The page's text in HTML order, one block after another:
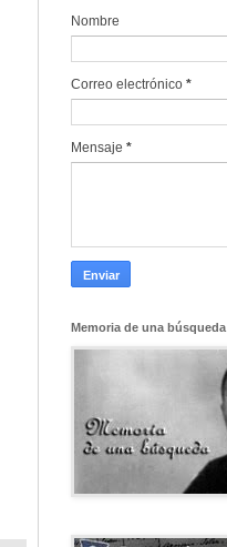
Nombre
Correo electrónico *
Mensaje *
Memoria de una búsqueda